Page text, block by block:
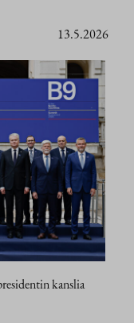
13.5.2026
kanslia